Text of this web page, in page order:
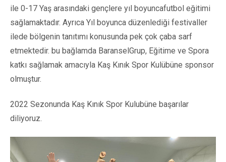
ile 0-17 Yaş arasındaki gençlere yıl boyuncafutbol eğitimi
sağlamaktadır. Ayrıca Yıl boyunca düzenlediği festivaller
ilede bölgenin tanıtımı konusunda pek çok çaba sarf
etmektedir. bu bağlamda BaranselGrup, Eğitime ve Spora
katkı sağlamak amacıyla Kaş Kınık Spor Kulübüne sponsor
olmuştur.
2022 Sezonunda Kaş Kınık Spor Kulubüne başarılar
diliyoruz.